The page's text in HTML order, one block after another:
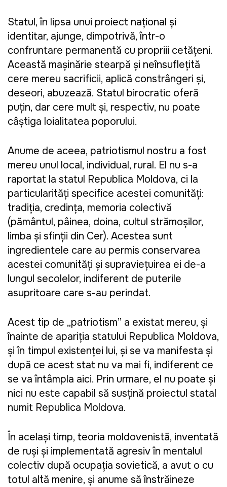
Statul, în lipsa unui proiect național și
identitar, ajunge, dimpotrivă, într-o
confruntare permanentă cu propriii cetățeni.
Această mașinărie stearpă și neînsuflețită
cere mereu sacrificii, aplică constrângeri și,
deseori, abuzează. Statul birocratic oferă
puțin, dar cere mult și, respectiv, nu poate
câștiga loialitatea poporului.
Anume de aceea, patriotismul nostru a fost
mereu unul local, individual, rural. El nu s-a
raportat la statul Republica Moldova, ci la
particularități specifice acestei comunități:
tradiția, credința, memoria colectivă
(pământul, pâinea, doina, cultul strămoșilor,
limba și sfinții din Cer). Acestea sunt
ingredientele care au permis conservarea
acestei comunități și supraviețuirea ei de-a
lungul secolelor, indiferent de puterile
asupritoare care s-au perindat.
Acest tip de „patriotism” a existat mereu, și
înainte de apariția statului Republica Moldova,
și în timpul existenței lui, și se va manifesta și
după ce acest stat nu va mai fi, indiferent ce
se va întâmpla aici. Prin urmare, el nu poate și
nici nu este capabil să susțină proiectul statal
numit Republica Moldova.
În același timp, teoria moldovenistă, inventată
de ruși și implementată agresiv în mentalul
colectiv după ocupația sovietică, a avut o cu
totul altă menire, și anume să înstrăineze